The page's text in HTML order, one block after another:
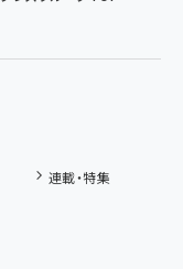
連載・特集